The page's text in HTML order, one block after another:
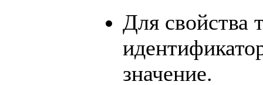
Для свойства
значение.